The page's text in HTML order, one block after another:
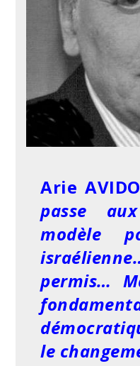
Arie
passe
modèle
permis…
le